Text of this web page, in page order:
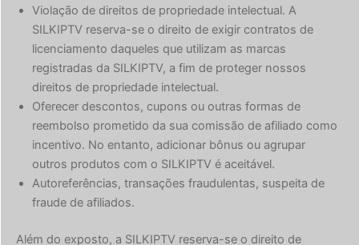
Violação de direitos de propriedade intelectual. A
SILKIPTV reserva-se o direito de exigir contratos de
licenciamento daqueles que utilizam as marcas
registradas da SILKIPTV, a fim de proteger nossos
direitos de propriedade intelectual.
Oferecer descontos, cupons ou outras formas de
reembolso prometido da sua comissão de afiliado como
incentivo. No entanto, adicionar bônus ou agrupar
outros produtos com o SILKIPTV é aceitável.
Autoreferências, transações fraudulentas, suspeita de
fraude de afiliados.
Além do exposto, a SILKIPTV reserva-se o direito de